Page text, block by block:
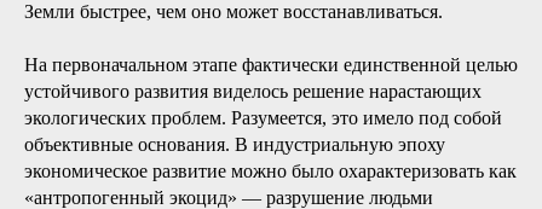
Земли быстрее, чем оно может восстанавливаться.
На первоначальном этапе фактически единственной целью
устойчивого развития виделось решение нарастающих
экологических проблем. Разумеется, это имело под собой
объективные основания. В индустриальную эпоху
экономическое развитие можно было охарактеризовать как
«антропогенный экоцид» — разрушение людьми